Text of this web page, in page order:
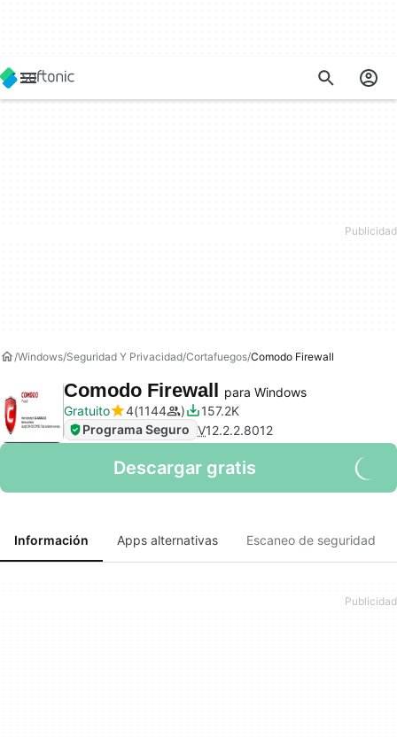
Windows Seguridad Y Privacidad Cortafuegos Comodo Firewall
Comodo Firewall para Windows
Gratuito
4 1144
157.2K
Programa Seguro V12.2.2.8012
Descargar gratis
Información Apps alternativas Escaneo de seguridad